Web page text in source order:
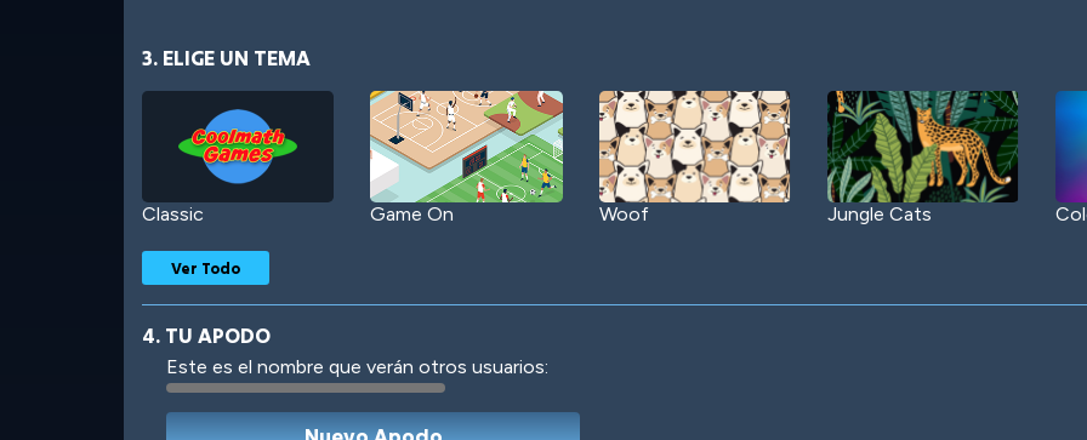
3. ELIGE UN TEMA
Classic Game On Woof Jungle Cats
Robotic International
Ver Todo
4. TU APODO
Este es el nombre que verán otros usuarios: